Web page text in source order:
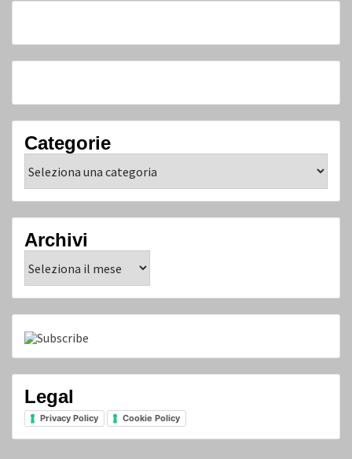
Categorie
Archivi
Legal
Privacy Policy Cookie Policy